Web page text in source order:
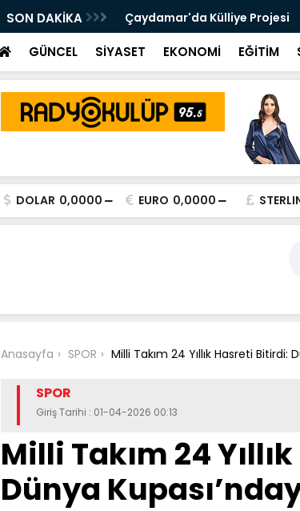
SON DAKİKA Çaydamar'da Külliye Projesi
GÜNCEL SİYASET EKONOMİ EĞİTİM
DOLAR 0,0000 EURO 0,0000
Anasayfa SPOR Milli Takım 24 Yıllık Hasreti Bitirdi:
SPOR
Giriş Tarihi : 01-04-2026 00:13
Milli Takım 24
Dünya